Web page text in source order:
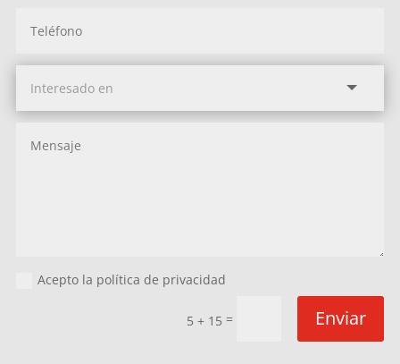
Acepto la política de privacidad
5 + 15 = Enviar